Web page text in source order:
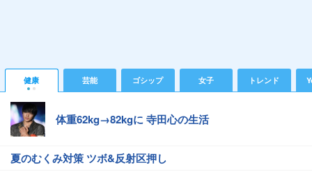
健康 芸能 ゴシップ 女子 トレンド
体重62kg→82kgに 寺田心の生活
夏のむくみ対策 ツボ&反射区押し